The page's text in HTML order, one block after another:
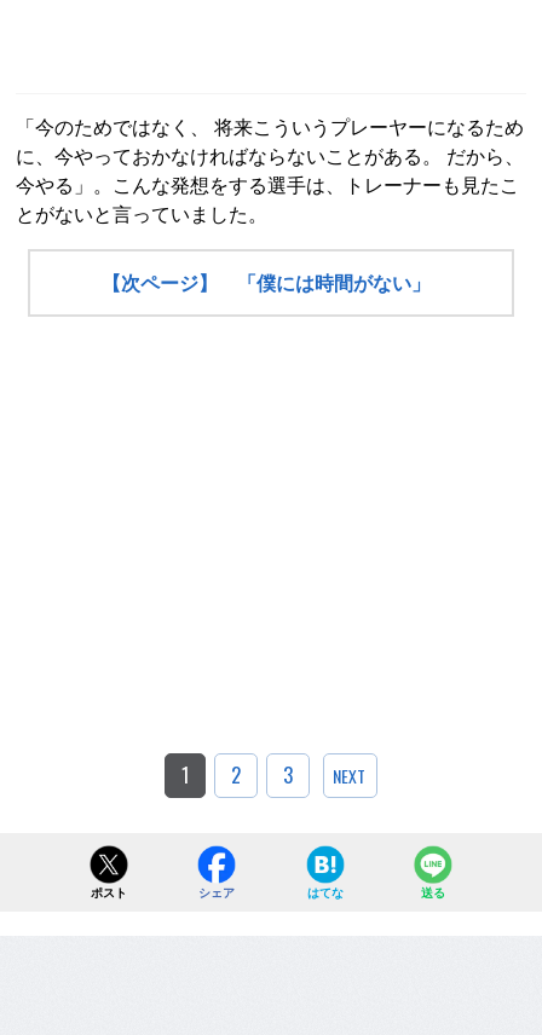
「今のためではなく、 将来こういうプレーヤーになるため
に、今やっておかなければならないことがある。 だから、
今やる」。こんな発想をする選手は、トレーナーも見たこ
とがないと言っていました。
【次ページ】 「僕には時間がない」
1 2 3 NEXT
ポスト シェア はてな 送る